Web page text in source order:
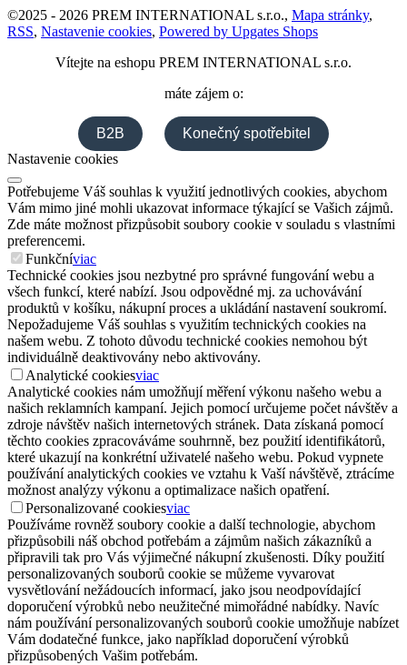
©2025 - 2026 PREM INTERNATIONAL s.r.o., Mapa stránky,
RSS, Nastavenie cookies, Powered by Upgates Shops
Vítejte na eshopu PREM INTERNATIONAL s.r.o.
máte zájem o:
B2B
Konečný spotřebitel
Nastavenie cookies
Potřebujeme Váš souhlas k využití jednotlivých cookies, abychom
Vám mimo jiné mohli ukazovat informace týkající se Vašich zájmů.
Zde máte možnost přizpůsobit soubory cookie v souladu s vlastními
preferencemi.
Funkčníviac
Technické cookies jsou nezbytné pro správné fungování webu a
všech funkcí, které nabízí. Jsou odpovědné mj. za uchovávání
produktů v košíku, nákupní proces a ukládání nastavení soukromí.
Nepožadujeme Váš souhlas s využitím technických cookies na
našem webu. Z tohoto důvodu technické cookies nemohou být
individuálně deaktivovány nebo aktivovány.
Analytické cookiesviac
Analytické cookies nám umožňují měření výkonu našeho webu a
našich reklamních kampaní. Jejich pomocí určujeme počet návštěv a
zdroje návštěv našich internetových stránek. Data získaná pomocí
těchto cookies zpracováváme souhrnně, bez použití identifikátorů,
které ukazují na konkrétní uživatelé našeho webu. Pokud vypnete
používání analytických cookies ve vztahu k Vaší návštěvě, ztrácíme
možnost analýzy výkonu a optimalizace našich opatření.
Personalizované cookiesviac
Používáme rovněž soubory cookie a další technologie, abychom
přizpůsobili náš obchod potřebám a zájmům našich zákazníků a
připravili tak pro Vás výjimečné nákupní zkušenosti. Díky použití
personalizovaných souborů cookie se můžeme vyvarovat
vysvětlování nežádoucích informací, jako jsou neodpovídající
doporučení výrobků nebo neužitečné mimořádné nabídky. Navíc
nám používání personalizovaných souborů cookie umožňuje nabízet
Vám dodatečné funkce, jako například doporučení výrobků
přizpůsobených Vašim potřebám.